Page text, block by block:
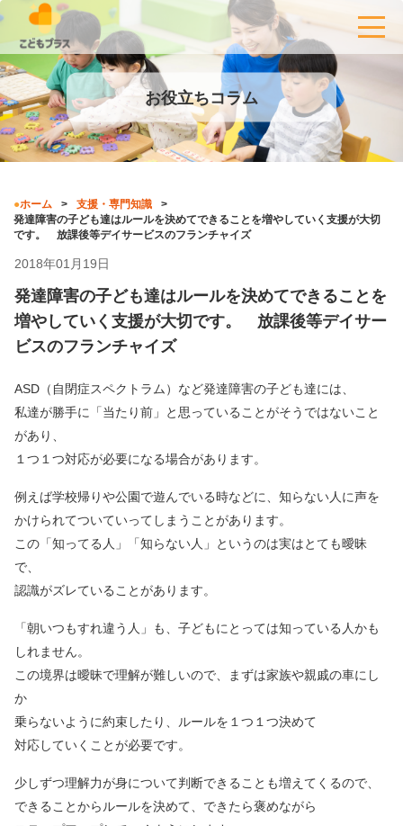
お役立ちコラム
ホーム
支援・専門知識
発達障害の子ども達はルールを決めてできることを増やしていく支援が大切
です。 放課後等デイサービスのフランチャイズ
2018年01月19日
発達障害の子ども達はルールを決めてできることを
増やしていく支援が大切です。 放課後等デイサー
ビスのフランチャイズ
ASD（自閉症スペクトラム）など発達障害の子ども達には、
私達が勝手に「当たり前」と思っていることがそうではないこと
があり、
１つ１つ対応が必要になる場合があります。
例えば学校帰りや公園で遊んでいる時などに、知らない人に声を
かけられてついていってしまうことがあります。
この「知ってる人」「知らない人」というのは実はとても曖昧
で、
認識がズレていることがあります。
「朝いつもすれ違う人」も、子どもにとっては知っている人かも
しれません。
この境界は曖昧で理解が難しいので、まずは家族や親戚の車にし
か
乗らないように約束したり、ルールを１つ１つ決めて
対応していくことが必要です。
少しずつ理解力が身について判断できることも増えてくるので、
できることからルールを決めて、できたら褒めながら